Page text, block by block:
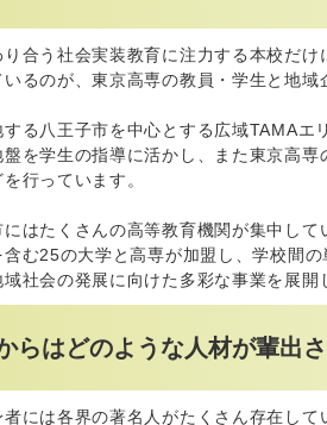
合う社会実装教育に注力する本校だ
いるのが、東京高専の教員・学生と地
る八王子市を中心とする広域TAMAエ
盤を学生の指導に活かし、また東京高
行っています。
にはたくさんの高等教育機関が集中し
む25の大学と高専が加盟し、学校間
社会の発展に向けた多彩な事業を展開
らはどのような人材が輩出さ
には各界の著名人がたくさん存在して